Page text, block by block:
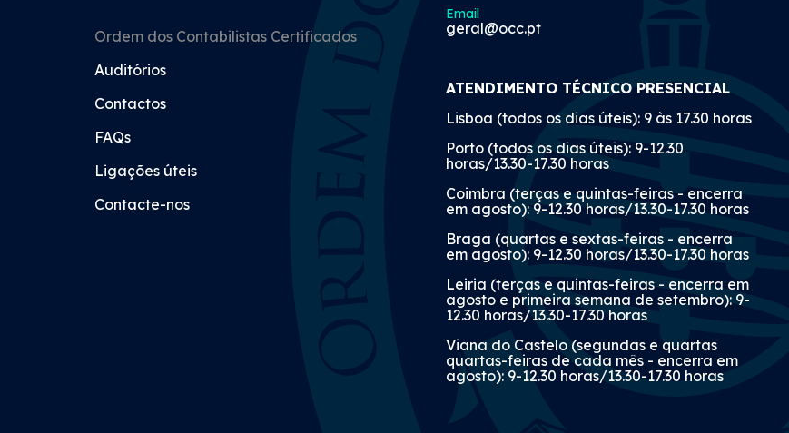
Ordem dos Contabilistas Certificados
Auditórios
Contactos
FAQs
Ligações úteis
Contacte-nos
Email
geral@occ.pt
ATENDIMENTO TÉCNICO PRESENCIAL
Lisboa (todos os dias úteis): 9 às 17.30 horas
Porto (todos os dias úteis): 9-12.30
horas/13.30-17.30 horas
Coimbra (terças e quintas-feiras - encerra
em agosto): 9-12.30 horas/13.30-17.30 horas
Braga (quartas e sextas-feiras - encerra
em agosto): 9-12.30 horas/13.30-17.30 horas
Leiria (terças e quintas-feiras - encerra em
agosto e primeira semana de setembro): 9-
12.30 horas/13.30-17.30 horas
Viana do Castelo (segundas e quartas
quartas-feiras de cada mês - encerra em
agosto): 9-12.30 horas/13.30-17.30 horas